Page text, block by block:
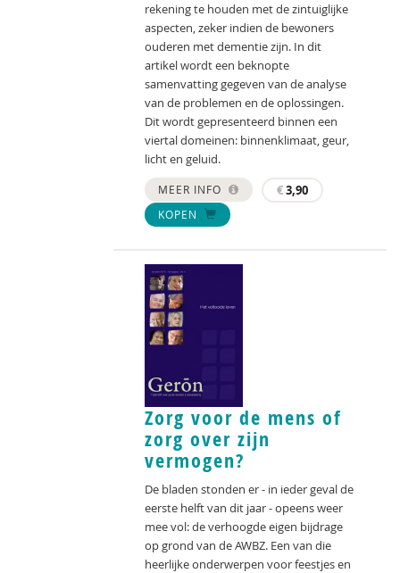
rekening te houden met de zintuiglijke
aspecten, zeker indien de bewoners
ouderen met dementie zijn. In dit
artikel wordt een beknopte
samenvatting gegeven van de analyse
van de problemen en de oplossingen.
Dit wordt gepresenteerd binnen een
viertal domeinen: binnenklimaat, geur,
licht en geluid.
MEER INFO €3,90
KOPEN
Zorg voor de mens of
zorg over zijn
vermogen?
De bladen stonden er - in ieder geval de
eerste helft van dit jaar - opeens weer
mee vol: de verhoogde eigen bijdrage
op grond van de AWBZ. Een van die
heerlijke onderwerpen voor feestjes en